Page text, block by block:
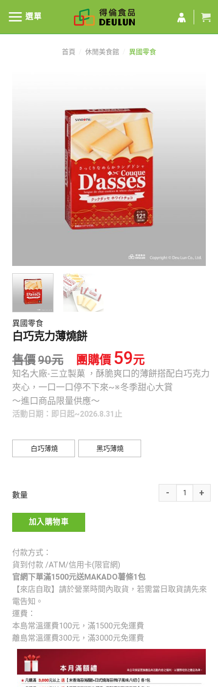
選單
首頁 休閒美食館 異國零食
異國零食
白巧克力薄燒餅
售價90元 團購價 59元
知名大廠-三立製菓 ，酥脆爽口的薄餅搭配白巧克力
夾心，一口一口停不下來~※冬季甜心大賞
～進口商品限量供應～
活動日期：即日起~2026.8.31止
白巧薄燒 黑巧薄燒
數量
加入購物車
付款方式：
貨到付款 /ATM/信用卡(限官網)
官網下單滿1500元送MAKADO薯條1包
【來店自取】請於營業時間內取貨，若需當日取貨請先來
電告知。
運費：
本島常溫運費100元， 滿1500元免運費
離島常溫運費300元， 滿3000元免運費